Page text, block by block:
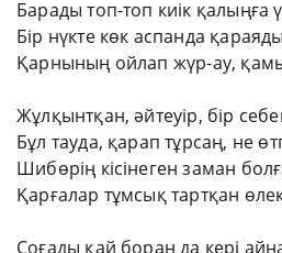
Барады топ-топ киік қалыңға
Бір нүкте көк аспанда
Қарнының ойлап жүр-ау,
Жұлқынтқан, әйтеуір, бір
Бұл тауда, қарап тұрсаң, не
Шибөрің кісінеген заман
Қарғалар тұмсық тартқан
Соғады қай боран да кері